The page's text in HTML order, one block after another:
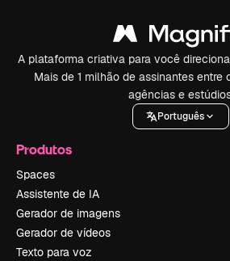
A plataforma criativa para você
Mais de 1 milhão de assinantes entre
agências e
Português
Produtos
Spaces
Assistente de IA
Gerador de imagens
Gerador de vídeos
Texto para voz